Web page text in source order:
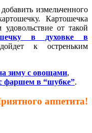
измельченного
Картошечка
от такой
в духовке в
к остреньким
зиму с овощами,
фаршем в “шубке”.
аппетита!